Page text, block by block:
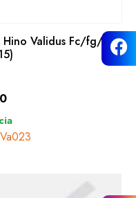
Validus Fc/fg/gh